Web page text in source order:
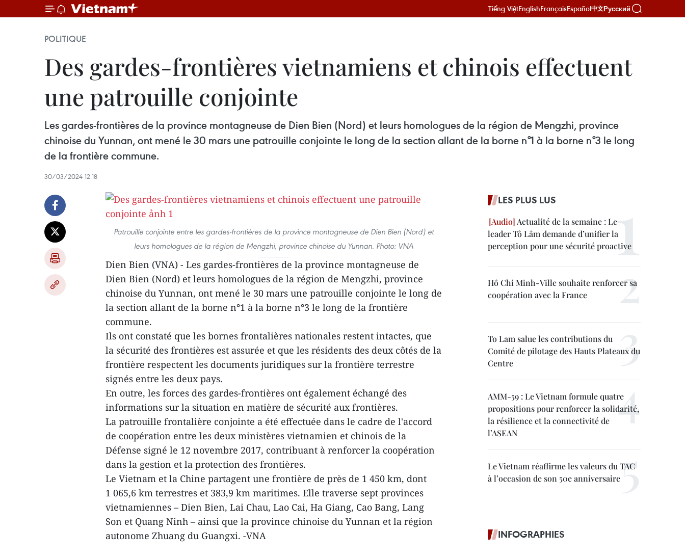
Tiếng ViệtEnglishFrançaisEspañol中文Русский
POLITIQUE
Des gardes-frontières vietnamiens et chinois effectuent
une patrouille conjointe
Les gardes-frontières de la province montagneuse de Dien Bien (Nord) et leurs homologues de la région de Mengzhi, province
chinoise du Yunnan, ont mené le 30 mars une patrouille conjointe le long de la section allant de la borne n°1 à la borne n°3 le long
de la frontière commune.
30/03/2024 12:18
Patrouille conjointe entre les gardes-frontières de la province montagneuse de Dien Bien (Nord) et
leurs homologues de la région de Mengzhi, province chinoise du Yunnan. Photo: VNA
Dien Bien (VNA) - Les gardes-frontières de la province montagneuse de
Dien Bien (Nord) et leurs homologues de la région de Mengzhi, province
chinoise du Yunnan, ont mené le 30 mars une patrouille conjointe le long de
la section allant de la borne n°1 à la borne n°3 le long de la frontière
commune.
Ils ont constaté que les bornes frontalières nationales restent intactes, que
la sécurité des frontières est assurée et que les résidents des deux côtés de la
frontière respectent les documents juridiques sur la frontière terrestre
signés entre les deux pays.
En outre, les forces des gardes-frontières ont également échangé des
informations sur la situation en matière de sécurité aux frontières.
La patrouille frontalière conjointe a été effectuée dans le cadre de l'accord
de coopération entre les deux ministères vietnamien et chinois de la
Défense signé le 12 novembre 2017, contribuant à renforcer la coopération
dans la gestion et la protection des frontières.
Le Vietnam et la Chine partagent une frontière de près de 1 450 km, dont
1 065,6 km terrestres et 383,9 km maritimes. Elle traverse sept provinces
vietnamiennes – Dien Bien, Lai Chau, Lao Cai, Ha Giang, Cao Bang, Lang
Son et Quang Ninh – ainsi que la province chinoise du Yunnan et la région
autonome Zhuang du Guangxi. -VNA
LES PLUS LUS
Actualité de la semaine : Le
leader Tô Lâm demande d’unifier la
perception pour une sécurité proactive
Hô Chi Minh-Ville souhaite renforcer sa
coopération avec la France
To Lam salue les contributions du
Comité de pilotage des Hauts Plateaux du
Centre
AMM-59 : Le Vietnam formule quatre
propositions pour renforcer la solidarité,
la résilience et la connectivité de
l’ASEAN
Le Vietnam réaffirme les valeurs du TAC
à l’occasion de son 50e anniversaire
INFOGRAPHIES